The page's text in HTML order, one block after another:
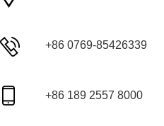
+86 189 2557 8000
+86 0769-85426339